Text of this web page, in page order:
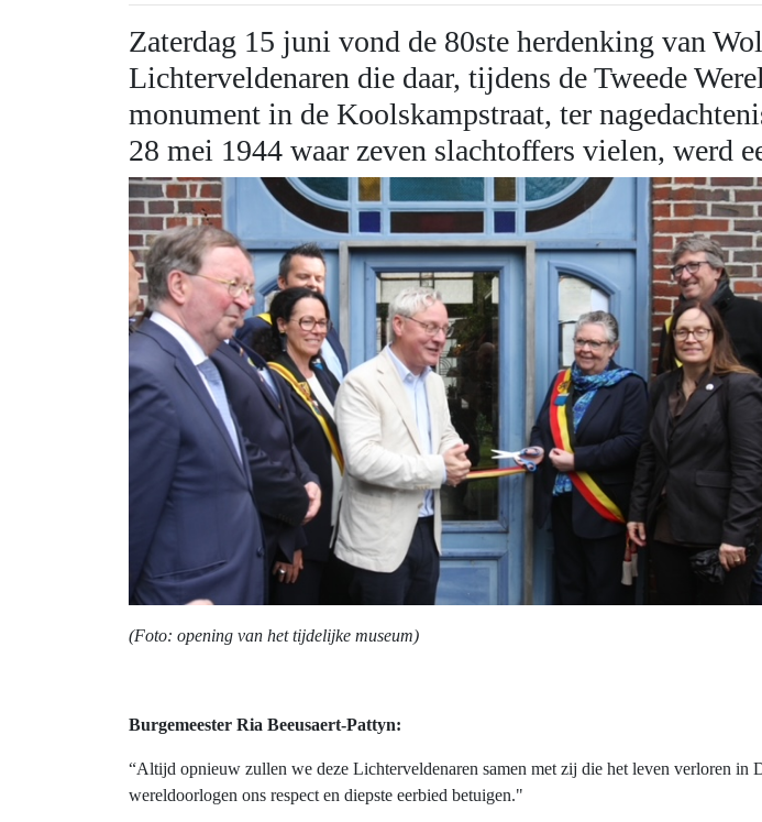
Zaterdag 15 juni vond de 80ste herdenking van
Lichterveldenaren die daar, tijdens de Tweede
monument in de Koolskampstraat, ter
28 mei 1944 waar zeven slachtoffers vielen, werd
(Foto: opening van het tijdelijke museum)
Burgemeester Ria Beeusaert-Pattyn:
“Altijd opnieuw zullen we deze Lichterveldenaren samen met zij die het leven verloren
wereldoorlogen ons respect en diepste eerbied betuigen."